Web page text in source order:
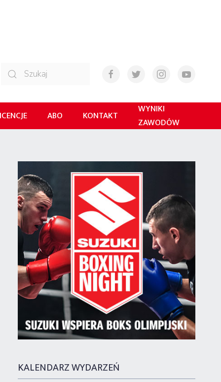
ABO KONTAKT
WYNIKI
ZAWODÓW
KALENDARZ WYDARZEŃ